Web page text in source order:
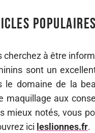
populaires
cherchez à être
sont un
le domaine de la
maquillage aux
mieux notés, vous
ici leslionnes.fr.